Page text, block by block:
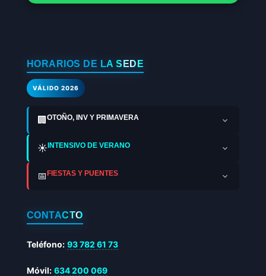
HORARIOS DE LA SEDE
VÁLIDO 2026
🏢 OTOÑO, INV Y PRIMAVERA
☀️INTENSIVO DE VERANO
📅FIESTAS Y PUENTES
CONTACTO
Teléfono: 93 782 61 73
Móvil: 634 200 069